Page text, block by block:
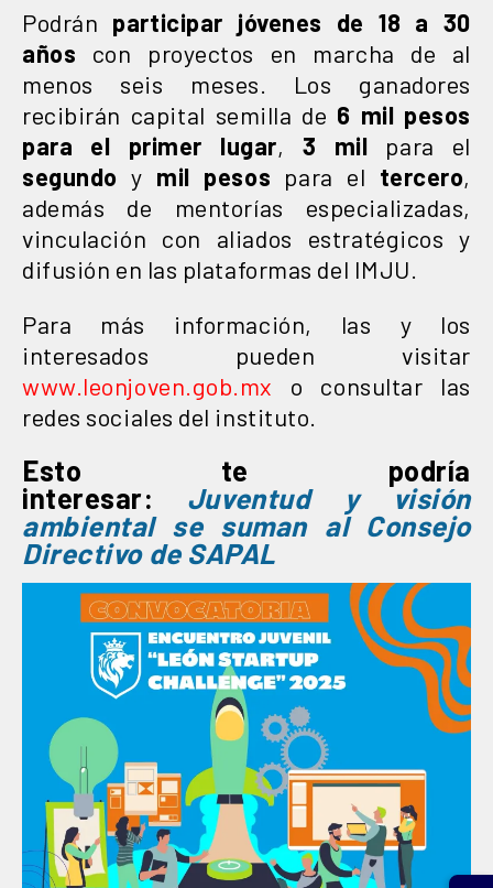
Podrán participar jóvenes de 18 a 30
años con proyectos en marcha de al
menos seis meses. Los ganadores
recibirán capital semilla de 6 mil pesos
para el primer lugar, 3 mil para el
segundo y mil pesos para el tercero,
además de mentorías especializadas,
vinculación con aliados estratégicos y
difusión en las plataformas del IMJU.
Para más información, las y los
interesados pueden visitar
www.leonjoven.gob.mx o consultar las
redes sociales del instituto.
Esto te podría
interesar: Juventud y visión
ambiental se suman al Consejo
Directivo de SAPAL